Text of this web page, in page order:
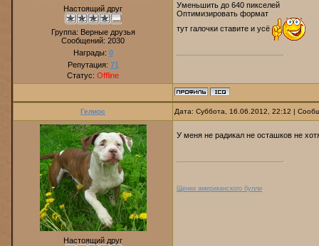
Настоящий друг
Группа: Верные друзья
Сообщений: 2030
Награды: 0
Репутация: 71
Статус: Offline
Уменьшить до 640 пикселей
Оптимизировать формат
тут галочки ставите и усё
Гелиос Дата: Суббота, 16.06.2012, 22:12 |
Настоящий друг
У меня не радикал не осташков не
Щенки американского булли